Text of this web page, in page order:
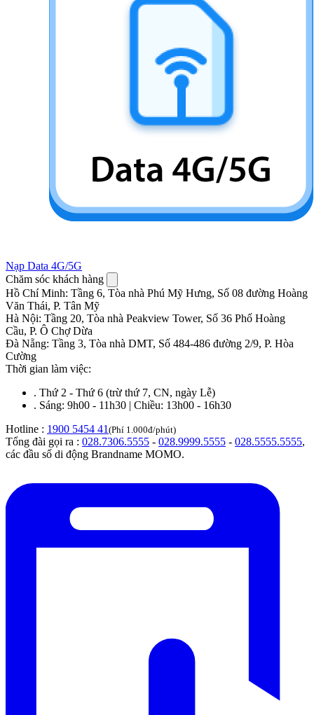
Nạp Data 4G/5G
Chăm sóc khách hàng
Hồ Chí Minh: Tầng 6, Tòa nhà Phú Mỹ Hưng, Số 08 đường Hoàng
Văn Thái, P. Tân Mỹ
Hà Nội: Tầng 20, Tòa nhà Peakview Tower, Số 36 Phố Hoàng
Cầu, P. Ô Chợ Dừa
Đà Nẵng: Tầng 3, Tòa nhà DMT, Số 484-486 đường 2/9, P. Hòa
Cường
Thời gian làm việc:
. Thứ 2 - Thứ 6 (trừ thứ 7, CN, ngày Lễ)
. Sáng: 9h00 - 11h30 | Chiều: 13h00 - 16h30
Hotline : 1900 5454 41 (Phí 1.000đ/phút)
Tổng đài gọi ra : 028.7306.5555 - 028.9999.5555 - 028.5555.5555,
các đầu số di động Brandname MOMO.